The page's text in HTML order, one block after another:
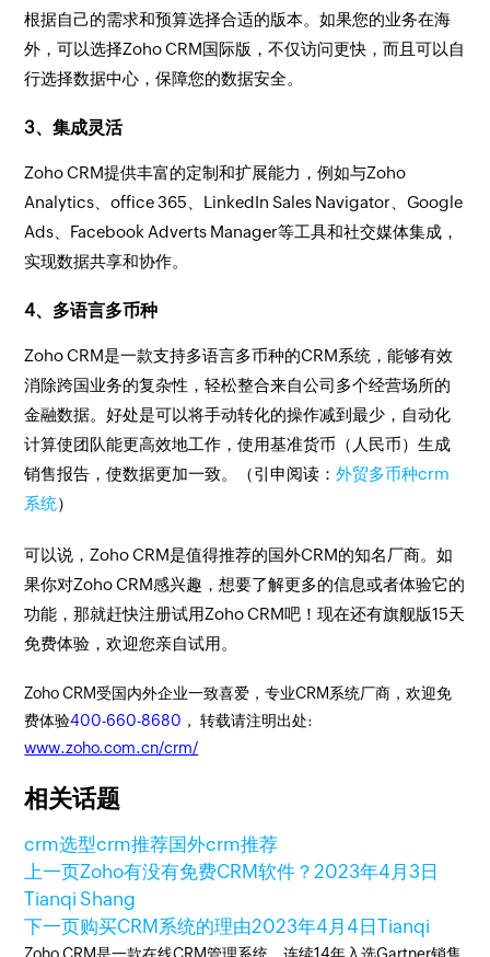
根据自己的需求和预算选择合适的版本。如果您的业务在海
外，可以选择Zoho CRM国际版，不仅访问更快，而且可以自
行选择数据中心，保障您的数据安全。
3、集成灵活
Zoho CRM提供丰富的定制和扩展能力，例如与Zoho
Analytics、office 365、LinkedIn Sales Navigator、Google
Ads、Facebook Adverts Manager等工具和社交媒体集成，
实现数据共享和协作。
4、多语言多币种
Zoho CRM是一款支持多语言多币种的CRM系统，能够有效
消除跨国业务的复杂性，轻松整合来自公司多个经营场所的
金融数据。好处是可以将手动转化的操作减到最少，自动化
计算使团队能更高效地工作，使用基准货币（人民币）生成
销售报告，使数据更加一致。（引申阅读：外贸多币种crm
系统）
可以说，Zoho CRM是值得推荐的国外CRM的知名厂商。如
果你对Zoho CRM感兴趣，想要了解更多的信息或者体验它的
功能，那就赶快注册试用Zoho CRM吧！现在还有旗舰版15天
免费体验，欢迎您亲自试用。
Zoho CRM受国内外企业一致喜爱，专业CRM系统厂商，欢迎免
费体验400-660-8680 ， 转载请注明出处:
www.zoho.com.cn/crm/
相关话题
crm选型crm推荐国外crm推荐
上一页Zoho有没有免费CRM软件？2023年4月3日
Tianqi Shang
下一页购买CRM系统的理由2023年4月4日Tianqi